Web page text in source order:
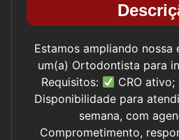
Estamos ampliando nossa
um(a) Ortodontista para
Requisitos:
CRO ativo;
Disponibilidade para
semana, com
Comprometimento,